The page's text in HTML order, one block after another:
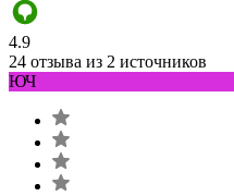
4.9
24 отзыва из 2 источников
ЮЧ